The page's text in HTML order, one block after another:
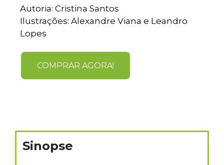
Autoria: Cristina Santos
Ilustrações: Alexandre Viana e Leandro
Lopes
COMPRAR AGORA!
Sinopse